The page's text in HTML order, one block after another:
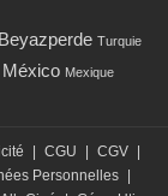
Beyazperde Turquie
Mexique
CGU CGV
Personnelles